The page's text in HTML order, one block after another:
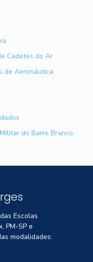
Cadetes do Ar
de Aeronáutica
do Barro Branco
Escolas
PM-SP e
modalidades: